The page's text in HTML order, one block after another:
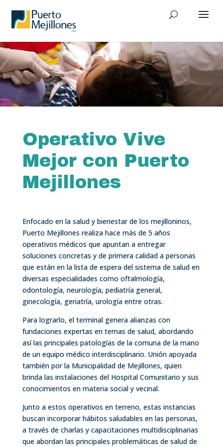
Operativo Vive
Mejor con Puerto
Mejillones
Enfocado en la salud y bienestar de los mejilloninos,
Puerto Mejillones realiza hace más de 5 años
operativos médicos que apuntan a entregar
soluciones concretas y de primera calidad a personas
que están en la lista de espera del sistema de salud en
diversas especialidades como oftalmología,
odontología, neurología, pediatría general,
ginecología, geriatría, urología entre otras.
Para lograrlo, el terminal genera alianzas con
fundaciones expertas en temas de salud, abordando
así las principales patologías de la comuna de la mano
de un equipo médico interdisciplinario. Unión apoyada
también por la Municipalidad de Mejillones, quien
brinda las instalaciones del Hospital Comunitario y sus
conocimientos en materia social y vecinal.
Junto a estos operativos en terreno, estas instancias
buscan incorporar hábitos saludables en las personas,
a través de charlas y capacitaciones multidisciplinarias
que abordan las principales problemáticas de salud de